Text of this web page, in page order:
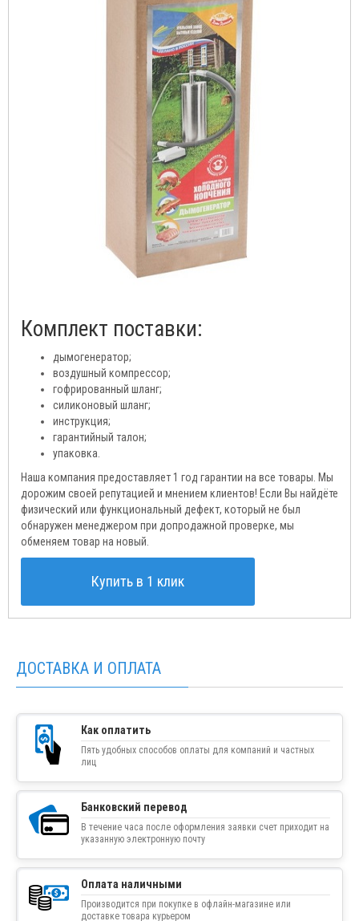
Комплект поставки:
дымогенератор;
воздушный компрессор;
гофрированный шланг;
силиконовый шланг;
инструкция;
гарантийный талон;
упаковка.
Наша компания предоставляет 1 год гарантии на все товары. Мы
дорожим своей репутацией и мнением клиентов! Если Вы найдёте
физический или функциональный дефект, который не был
обнаружен менеджером при допродажной проверке, мы
обменяем товар на новый.
Купить в 1 клик
ДОСТАВКА И ОПЛАТА
Как оплатить
Пять удобных способов оплаты для компаний и частных
лиц
Банковский перевод
В течение часа после оформления заявки счет приходит на
указанную электронную почту
Оплата наличными
Производится при покупке в офлайн-магазине или
доставке товара курьером